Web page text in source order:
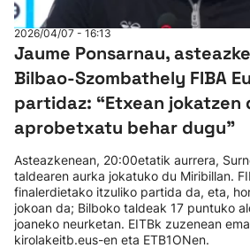
2026/04/07 - 16:13
Jaume Ponsarnau,
Bilbao-Szombathely FIBA
partidaz: “Etxean jokatzen
aprobetxatu behar dugu”
Asteazkenean, 20:00etatik aurrera,
taldearen aurka jokatuko du Miribillan.
finalerdietako itzuliko partida da, eta,
jokoan da; Bilboko taldeak 17 puntuko
joaneko neurketan. EITBk zuzenean
kirolakeitb.eus-en eta ETB1ONen.